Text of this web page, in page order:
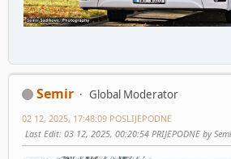
Semir
Global Moderator
02 12, 2025, 17:48:09 POSLIJEPODNE
Last Edit: 03 12, 2025, 00:20:54 PRIJEPODNE by